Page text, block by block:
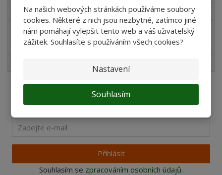
Na našich webových stránkách používáme soubory
cookies. Některé z nich jsou nezbytné, zatímco jiné
nám pomáhají vylepšit tento web a váš uživatelský
zážitek. Souhlasíte s používáním všech cookies?
Nastavení
Souhlasím
Novinky v sortimentu
Produkty pro akvaristy
Pro děti
Ať vám nic neunikne
Přihlásit
Souhlasím se zpracováním osobních údajů.